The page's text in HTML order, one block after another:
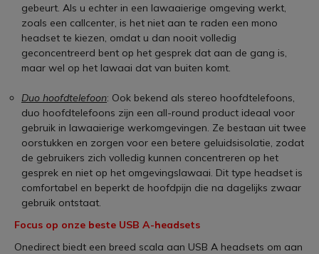
gebeurt. Als u echter in een lawaaierige omgeving werkt,
zoals een callcenter, is het niet aan te raden een mono
headset te kiezen, omdat u dan nooit volledig
geconcentreerd bent op het gesprek dat aan de gang is,
maar wel op het lawaai dat van buiten komt.
Duo hoofdtelefoon: Ook bekend als stereo hoofdtelefoons,
duo hoofdtelefoons zijn een all-round product ideaal voor
gebruik in lawaaierige werkomgevingen. Ze bestaan uit twee
oorstukken en zorgen voor een betere geluidsisolatie, zodat
de gebruikers zich volledig kunnen concentreren op het
gesprek en niet op het omgevingslawaai. Dit type headset is
comfortabel en beperkt de hoofdpijn die na dagelijks zwaar
gebruik ontstaat.
Focus op onze beste USB A-headsets
Onedirect biedt een breed scala aan USB A headsets om aan